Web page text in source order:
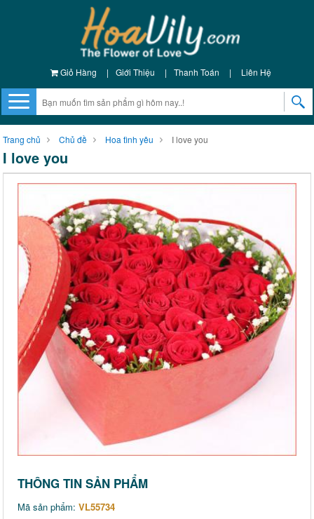
Giỏ Hàng | Giới Thiệu | Thanh Toán | Liên Hệ
Trang chủ Chủ đề Hoa tình yêu I love you
I love you
THÔNG TIN SẢN PHẨM
Mã sản phẩm: VL55734